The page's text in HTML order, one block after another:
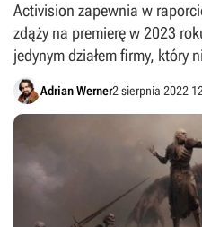
Activision zapewnia w
zdąży na premierę w 2023
jedynym działem firmy, który
Adrian Werner2 sierpnia 2022